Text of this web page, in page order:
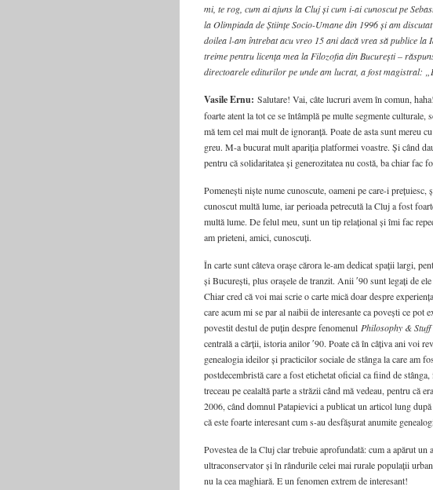
mi, te rog, cum ai ajuns la Cluj și cum i-ai cunoscut pe
la Olimpiada de Științe Socio-Umane din 1996 și am
doilea l-am întrebat acu vreo 15 ani dacă vrea să publice la
treime pentru licența mea la Filozofia din București –
directoarele editurilor pe unde am lucrat, a fost magistral:
Vasile Ernu: Salutare! Vai, câte lucruri avem în comun,
foarte atent la tot ce se întâmplă pe multe segmente
mă tem cel mai mult de ignoranță. Poate de asta sunt mereu
greu. M-a bucurat mult apariția platformei voastre. Și când
pentru că solidaritatea și generozitatea nu costă, ba chiar fac
Pomenești niște nume cunoscute, oameni pe care-i
cunoscut multă lume, iar perioada petrecută la Cluj a fost
multă lume. De felul meu, sunt un tip relațional și îmi fac
am prieteni, amici, cunoscuți.
În carte sunt câteva orașe cărora le-am dedicat spații largi,
și București, plus orașele de tranzit. Anii ʹ90 sunt legați de
Chiar cred că voi mai scrie o carte mică doar despre
care acum mi se par al naibii de interesante ca povești ce pot
povestit destul de puțin despre fenomenul Philosophy & Stuff
centrală a cărții, istoria anilor ʹ90. Poate că în câțiva ani voi
genealogia ideilor și practicilor sociale de stânga la care am
postdecembristă care a fost etichetat oficial ca fiind de
treceau pe cealaltă parte a străzii când mă vedeau, pentru că
2006, când domnul Patapievici a publicat un articol lung
că este foarte interesant cum s-au desfășurat anumite
Povestea de la Cluj clar trebuie aprofundată: cum a apărut
ultraconservator și în rândurile celei mai rurale populații
nu la cea maghiară. E un fenomen extrem de interesant!